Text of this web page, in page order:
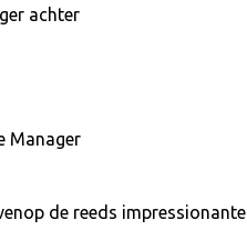
achter
Manager
de reeds impressionante